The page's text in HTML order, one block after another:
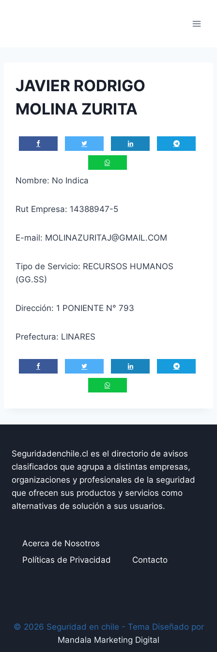
JAVIER RODRIGO
MOLINA ZURITA
Nombre: No Indica
Rut Empresa: 14388947-5
E-mail: MOLINAZURITAJ@GMAIL.COM
Tipo de Servicio: RECURSOS HUMANOS
(GG.SS)
Dirección: 1 PONIENTE N° 793
Prefectura: LINARES
Seguridadenchile.cl es el directorio de avisos
clasificados que agrupa a distintas empresas,
organizaciones y profesionales de la seguridad
que ofrecen sus productos y servicios como
alternativas de solución a sus usuarios.
Acerca de Nosotros
Políticas de Privacidad
Contacto
© 2026 Seguridad en chile - Tema Diseñado por
Mandala Marketing Digital